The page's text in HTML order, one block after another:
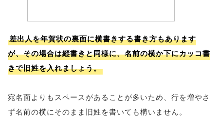
差出人を年賀状の裏面に横書きする書き方もあります
が、その場合は縦書きと同様に、名前の横か下にカッコ書
きで旧姓を入れましょう。
宛名面よりもスペースがあることが多いため、行を増やさ
ず名前の横にそのまま旧姓を書いても構いません。